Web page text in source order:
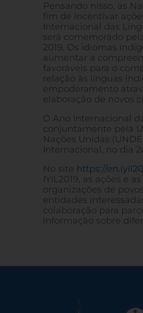
Pensando nisso, as
fim de incentivar
Internacional das
será comemorado
2019. Os idiomas
aumentar a
favoráveis para o
relação às línguas
empoderamento
elaboração de novos
O Ano Internacional
conjuntamente pela
Nações Unidas
Internacional, no dia
No site https://
IYIL2019, as ações e
organizações de
entidades
colaboração para
informação sobre